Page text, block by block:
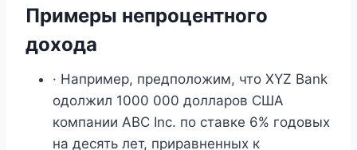
Примеры непроцентного
дохода
· Например, предположим, что XYZ Bank
одолжил 1000 000 долларов США
компании ABC Inc. по ставке 6% годовых
на десять лет, приравненных к